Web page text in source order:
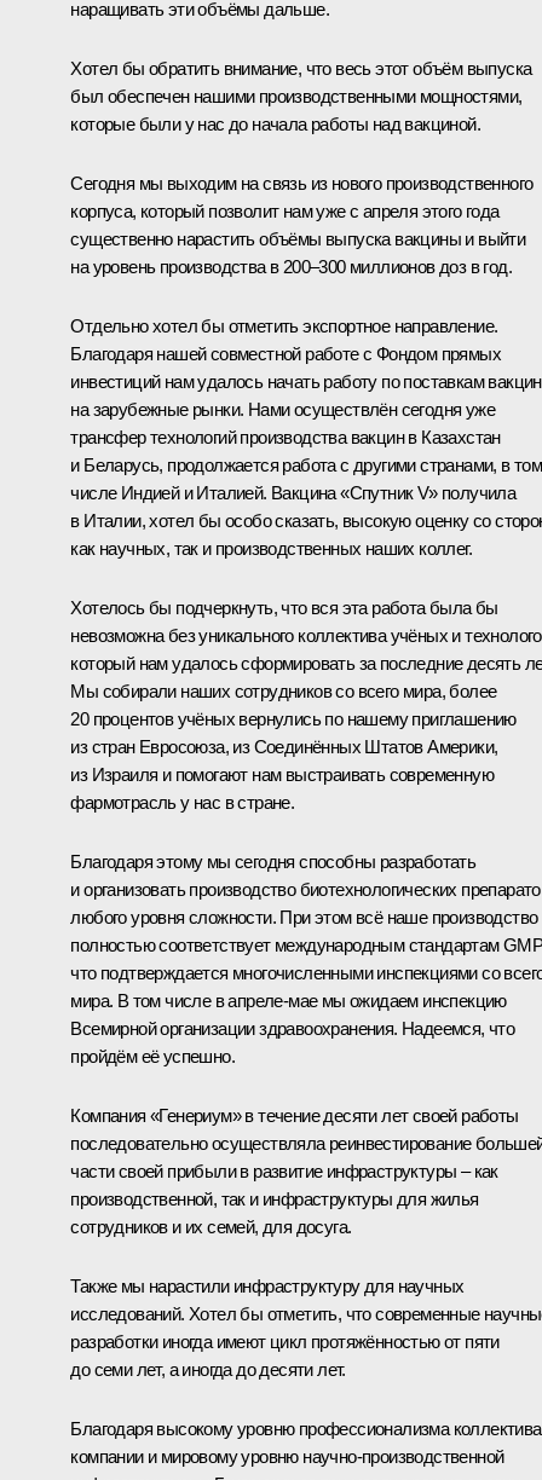
наращивать эти объёмы дальше.
Хотел бы обратить внимание, что весь этот объём выпуска
был обеспечен нашими производственными мощностями,
которые были у нас до начала работы над вакциной.
Сегодня мы выходим на связь из нового производственного
корпуса, который позволит нам уже с апреля этого года
существенно нарастить объёмы выпуска вакцины и выйти
на уровень производства в 200–300 миллионов доз в год.
Отдельно хотел бы отметить экспортное направление.
Благодаря нашей совместной работе с Фондом прямых
инвестиций нам удалось начать работу по поставкам
на зарубежные рынки. Нами осуществлён сегодня уже
трансфер технологий производства вакцин в Казахстан
и Беларусь, продолжается работа с другими странами, в том
числе Индией и Италией. Вакцина «Спутник V» получила
в Италии, хотел бы особо сказать, высокую оценку со
как научных, так и производственных наших коллег.
Хотелось бы подчеркнуть, что вся эта работа была бы
невозможна без уникального коллектива учёных и
который нам удалось сформировать за последние десять
Мы собирали наших сотрудников со всего мира, более
20 процентов учёных вернулись по нашему приглашению
из стран Евросоюза, из Соединённых Штатов Америки,
из Израиля и помогают нам выстраивать современную
фармотрасль у нас в стране.
Благодаря этому мы сегодня способны разработать
и организовать производство биотехнологических
любого уровня сложности. При этом всё наше производство
полностью соответствует международным стандартам
что подтверждается многочисленными инспекциями со
мира. В том числе в апреле-мае мы ожидаем инспекцию
Всемирной организации здравоохранения. Надеемся, что
пройдём её успешно.
Компания «Генериум» в течение десяти лет своей работы
последовательно осуществляла реинвестирование
части своей прибыли в развитие инфраструктуры – как
производственной, так и инфраструктуры для жилья
сотрудников и их семей, для досуга.
Также мы нарастили инфраструктуру для научных
исследований. Хотел бы отметить, что современные
разработки иногда имеют цикл протяжённостью от пяти
до семи лет, а иногда до десяти лет.
Благодаря высокому уровню профессионализма коллектива
компании и мировому уровню научно-производственной